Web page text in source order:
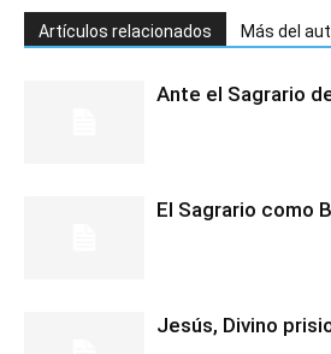
Artículos relacionados Más del
Ante el Sagrario
El Sagrario como
Jesús, Divino